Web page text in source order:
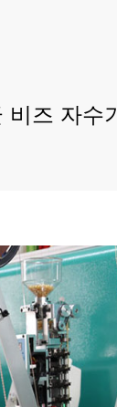
즈 자수기